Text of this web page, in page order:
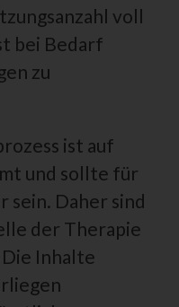
voll
bei Bedarf
zu
ist auf
und sollte für
sein. Daher sind
der Therapie
Inhalte
so genannte Cookies,
dient dazu, unser
und sicherer zu
Cookies sind
auf einem
werden. Sie
LocalStorage und
Einstellung in Ihrem
verwenden Cookies.
Cookie-ID. Eine
des Cookies. Sie
welche Internetseiten